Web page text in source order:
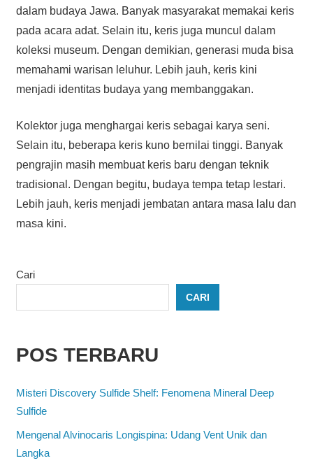
dalam budaya Jawa. Banyak masyarakat memakai keris
pada acara adat. Selain itu, keris juga muncul dalam
koleksi museum. Dengan demikian, generasi muda bisa
memahami warisan leluhur. Lebih jauh, keris kini
menjadi identitas budaya yang membanggakan.
Kolektor juga menghargai keris sebagai karya seni.
Selain itu, beberapa keris kuno bernilai tinggi. Banyak
pengrajin masih membuat keris baru dengan teknik
tradisional. Dengan begitu, budaya tempa tetap lestari.
Lebih jauh, keris menjadi jembatan antara masa lalu dan
masa kini.
Cari
CARI
POS TERBARU
Misteri Discovery Sulfide Shelf: Fenomena Mineral Deep
Sulfide
Mengenal Alvinocaris Longispina: Udang Vent Unik dan
Langka